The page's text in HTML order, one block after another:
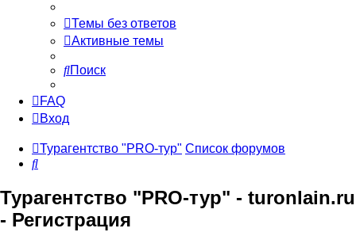
Темы без ответов
Активные темы
Поиск
FAQ
Вход
Турагентство "PRO-тур" Список форумов
Поиск
Турагентство "PRO-тур" - turonlain.ru
- Регистрация